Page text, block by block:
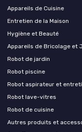
Appareils de Cuisine
Entretien de la Maison
Hygiène et Beauté
Appareils de Bricolage et
Robot de jardin
Robot piscine
Robot aspirateur et
Robot lave-vitres
Robot de cuisine
Autres produits et